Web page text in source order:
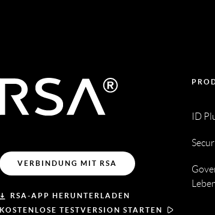
VERBINDUNG MIT RSA
RSA-APP HERUNTERLADEN
KOSTENLOSE TESTVERSION STARTEN
ID